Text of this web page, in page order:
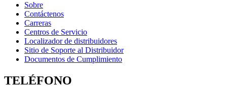
Sobre
Contáctenos
Carreras
Centros de Servicio
Localizador de distribuidores
Sitio de Soporte al Distribuidor
Documentos de Cumplimiento
TELÉFONO